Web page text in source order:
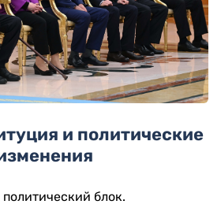
и политические
блок.